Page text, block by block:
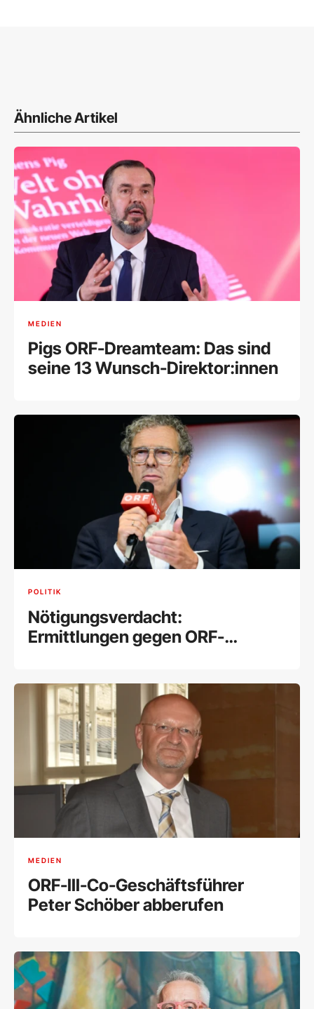
Ähnliche Artikel
MEDIEN
Pigs ORF-Dreamteam: Das sind
seine 13 Wunsch-Direktor:innen
POLITIK
Nötigungsverdacht:
Ermittlungen gegen ORF-
MEDIEN
ORF-III-Co-Geschäftsführer
Peter Schöber abberufen